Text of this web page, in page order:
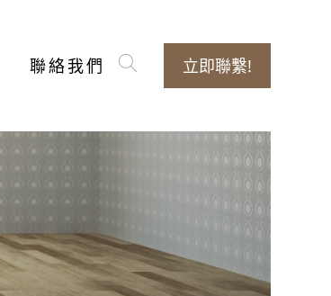
聯絡我們 立即聯繫!